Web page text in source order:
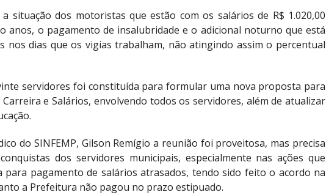
situação dos motoristas que estão com os salários de R$ 1.020,00
anos, o pagamento de insalubridade e o adicional noturno que está
nos dias que os vigias trabalham, não atingindo assim o percentual
servidores foi constituída para formular uma nova proposta para
e Salários, envolvendo todos os servidores, além de atualizar
do SINFEMP, Gilson Remígio a reunião foi proveitosa, mas precisa
dos servidores municipais, especialmente nas ações que
para pagamento de salários atrasados, tendo sido feito o acordo na
a Prefeitura não pagou no prazo estipuado.